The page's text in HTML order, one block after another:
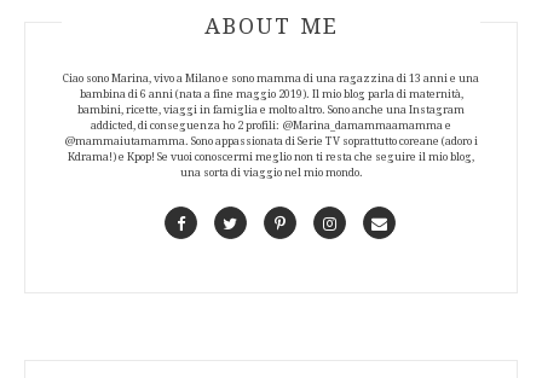
ABOUT AUTHOR
ABOUT ME
Ciao sono Marina, vivo a Milano e sono mamma di una ragazzina di 13 anni e una
bambina di 6 anni (nata a fine maggio 2019). Il mio blog parla di maternità,
bambini, ricette, viaggi in famiglia e molto altro. Sono anche una Instagram
addicted, di conseguenza ho 2 profili: @Marina_damammaamamma e
@mammaiutamamma. Sono appassionata di Serie TV soprattutto coreane (adoro i
Kdrama!) e Kpop! Se vuoi conoscermi meglio non ti resta che seguire il mio blog,
una sorta di viaggio nel mio mondo.
FacebookTwitterPinterestInstagramContact